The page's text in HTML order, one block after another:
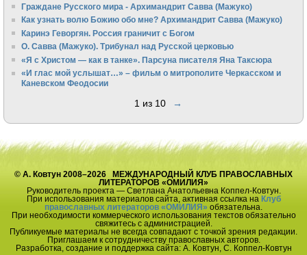
Граждане Русского мира - Архимандрит Савва (Мажуко)
Как узнать волю Божию обо мне? Архимандрит Савва (Мажуко)
Каринэ Геворгян. Россия граничит с Богом
О. Савва (Мажуко). Трибунал над Русской церковью
«Я с Христом — как в танке». Парсуна писателя Яна Таксюра
«И глас мой услышат…» – фильм о митрополите Черкасском и
Каневском Феодосии
1 из 10 →
© А. Ковтун 2008–2026 МЕЖДУНАРОДНЫЙ КЛУБ ПРАВОСЛАВНЫХ
ЛИТЕРАТОРОВ «ОМИЛИЯ»
Руководитель проекта — Светлана Анатольевна Коппел-Ковтун.
При использования материалов сайта, активная ссылка на Клуб
православных литераторов «ОМИЛИЯ» обязательна.
При необходимости коммерческого использования текстов обязательно
свяжитесь с администрацией.
Публикуемые материалы не всегда совпадают с точкой зрения редакции.
Приглашаем к сотрудничеству православных авторов.
Разработка, создание и поддержка сайта: А. Ковтун, С. Коппел-Ковтун